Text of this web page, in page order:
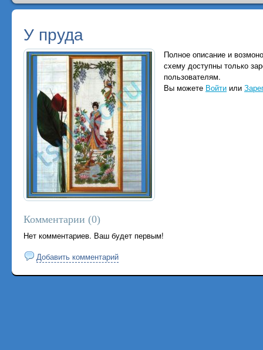
У пруда
Полное описание и
схему доступны только
пользователям.
Вы можете Войти или
Комментарии (0)
Нет комментариев. Ваш будет первым!
Добавить комментарий